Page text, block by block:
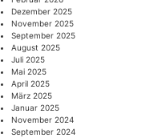
Dezember 2025
November 2025
September 2025
August 2025
Juli 2025
Mai 2025
April 2025
März 2025
Januar 2025
November 2024
September 2024